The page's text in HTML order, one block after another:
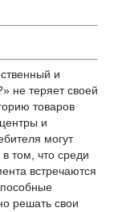
и
не теряет своей
товаров
и
могут
том, что среди
встречаются
решать свои